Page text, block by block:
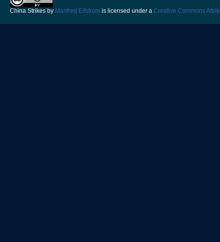
China Strikes by Manfred Elfstrom is licensed under a Creative Commons